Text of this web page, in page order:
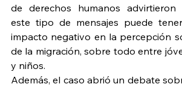
de derechos humanos advirtieron
este tipo de mensajes puede
impacto negativo en la percepción
de la migración, sobre todo entre
y niños.
Además, el caso abrió un debate